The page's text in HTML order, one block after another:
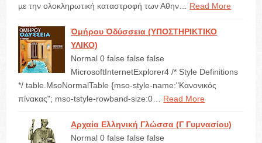
µε την ολοκληρωτική καταστροφή των Αθην…
Read More
Ὁμήρου Ὀδύσσεια (ΥΠΟΣΤΗΡΙΚΤΙΚΟ
ΥΛΙΚΟ)
Normal 0 false false false
MicrosoftInternetExplorer4 /* Style Definitions
*/ table.MsoNormalTable {mso-style-name:"Κανονικός
πίνακας"; mso-tstyle-rowband-size:0…
Read More
Αρχαία Ελληνική Γλώσσα (Γ Γυμνασίου)
Normal 0 false false false